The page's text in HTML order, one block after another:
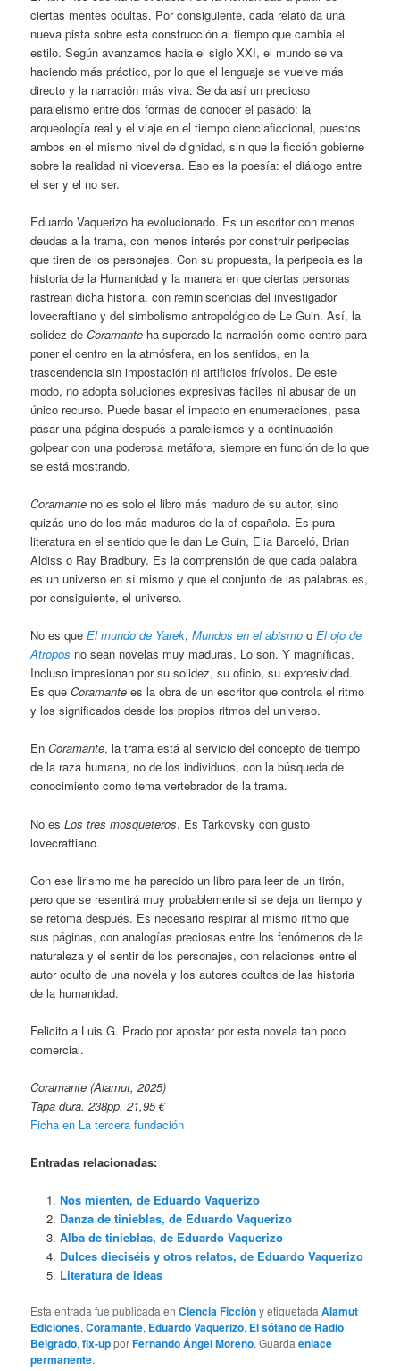
ciertas mentes ocultas. Por consiguiente, cada relato da una
nueva pista sobre esta construcción al tiempo que cambia el
estilo. Según avanzamos hacia el siglo XXI, el mundo se va
haciendo más práctico, por lo que el lenguaje se vuelve más
directo y la narración más viva. Se da así un precioso
paralelismo entre dos formas de conocer el pasado: la
arqueología real y el viaje en el tiempo cienciaficcional, puestos
ambos en el mismo nivel de dignidad, sin que la ficción gobierne
sobre la realidad ni viceversa. Eso es la poesía: el diálogo entre
el ser y el no ser.
Eduardo Vaquerizo ha evolucionado. Es un escritor con menos
deudas a la trama, con menos interés por construir peripecias
que tiren de los personajes. Con su propuesta, la peripecia es la
historia de la Humanidad y la manera en que ciertas personas
rastrean dicha historia, con reminiscencias del investigador
lovecraftiano y del simbolismo antropológico de Le Guin. Así, la
solidez deCoramante ha superado la narración como centro para
poner el centro en la atmósfera, en los sentidos, en la
trascendencia sin impostación ni artificios frívolos. De este
modo, no adopta soluciones expresivas fáciles ni abusar de un
único recurso. Puede basar el impacto en enumeraciones, pasa
pasar una página después a paralelismos y a continuación
golpear con una poderosa metáfora, siempre en función de lo que
se está mostrando.
Coramante no es solo el libro más maduro de su autor, sino
quizás uno de los más maduros de la cf española. Es pura
literatura en el sentido que le dan Le Guin, Elia Barceló, Brian
Aldiss o Ray Bradbury. Es la comprensión de que cada palabra
es un universo en sí mismo y que el conjunto de las palabras es,
por consiguiente, el universo.
No es queEl mundo de Yarek,Mundos en el abismo oEl ojo de
Atropos no sean novelas muy maduras. Lo son. Y magníficas.
Incluso impresionan por su solidez, su oficio, su expresividad.
Es queCoramante es la obra de un escritor que controla el ritmo
y los significados desde los propios ritmos del universo.
EnCoramante, la trama está al servicio del concepto de tiempo
de la raza humana, no de los individuos, con la búsqueda de
conocimiento como tema vertebrador de la trama.
No esLos tres mosqueteros. Es Tarkovsky con gusto
lovecraftiano.
Con ese lirismo me ha parecido un libro para leer de un tirón,
pero que se resentirá muy probablemente si se deja un tiempo y
se retoma después. Es necesario respirar al mismo ritmo que
sus páginas, con analogías preciosas entre los fenómenos de la
naturaleza y el sentir de los personajes, con relaciones entre el
autor oculto de una novela y los autores ocultos de las historia
de la humanidad.
Felicito a Luis G. Prado por apostar por esta novela tan poco
comercial.
Coramante (Alamut, 2025)
Tapa dura. 238pp. 21,95 €
Ficha en La tercera fundación
Entradas relacionadas:
Nos mienten, de Eduardo Vaquerizo
Danza de tinieblas, de Eduardo Vaquerizo
Alba de tinieblas, de Eduardo Vaquerizo
Dulces dieciséis y otros relatos, de Eduardo Vaquerizo
Literatura de ideas
Esta entrada fue publicada enCiencia Ficcióny etiquetadaAlamut
Ediciones,Coramante, Eduardo Vaquerizo, El sótano de Radio
Belgrado,fix-upporFernando Ángel Moreno. Guardaenlace
permanente.